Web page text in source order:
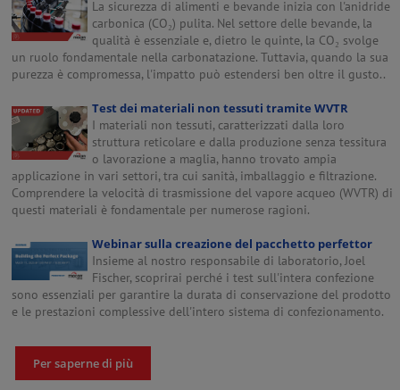
La sicurezza di alimenti e bevande inizia con l'anidride
carbonica (CO₂) pulita. Nel settore delle bevande, la
qualità è essenziale e, dietro le quinte, la CO₂ svolge
un ruolo fondamentale nella carbonatazione. Tuttavia, quando la sua
purezza è compromessa, l'impatto può estendersi ben oltre il gusto..
Test dei materiali non tessuti tramite WVTR
I materiali non tessuti, caratterizzati dalla loro
struttura reticolare e dalla produzione senza tessitura
o lavorazione a maglia, hanno trovato ampia
applicazione in vari settori, tra cui sanità, imballaggio e filtrazione.
Comprendere la velocità di trasmissione del vapore acqueo (WVTR) di
questi materiali è fondamentale per numerose ragioni.
Webinar sulla creazione del pacchetto perfettor
Insieme al nostro responsabile di laboratorio, Joel
Fischer, scoprirai perché i test sull'intera confezione
sono essenziali per garantire la durata di conservazione del prodotto
e le prestazioni complessive dell'intero sistema di confezionamento.
Per saperne di più